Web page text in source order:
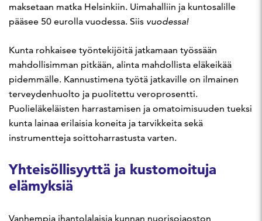
maksetaan matka Helsinkiin. Uimahalliin ja kuntosalille
pääsee 50 eurolla vuodessa. Siis vuodessa!
Kunta rohkaisee työntekijöitä jatkamaan työssään
mahdollisimman pitkään, alinta mahdollista eläkeikää
pidemmälle. Kannustimena työtä jatkaville on ilmainen
terveydenhuolto ja puolitettu veroprosentti.
Puolieläkeläisten harrastamisen ja omatoimisuuden tueksi
kunta lainaa erilaisia koneita ja tarvikkeita sekä
instrumentteja soittoharrastusta varten.
Yhteisöllisyyttä ja kustomoituja
elämyksiä
Vanhempia ihantolalaisia kunnan nuorisojaoston